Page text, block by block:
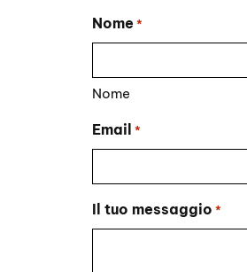
Nome *
Nome
Email *
Il tuo messaggio *